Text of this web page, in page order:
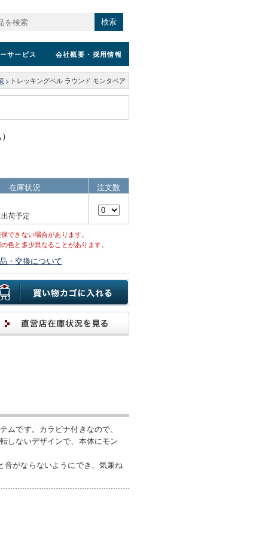
検索
サービス 会社概要 ・採用情報
> トレッキングベル ラウンド モンタベア
在庫状況
注文数
荷予定
できない場合があります。
色と多少異なることがあります。
・交換について
です。カラビナ付きなので、
しないデザインで、本体にモン
がならないようにでき、気兼ね